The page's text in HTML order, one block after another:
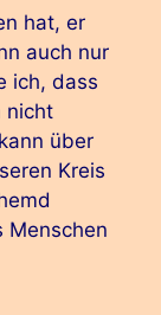
hat, er
auch nur
ich, dass
nicht
über
Kreis
Menschen